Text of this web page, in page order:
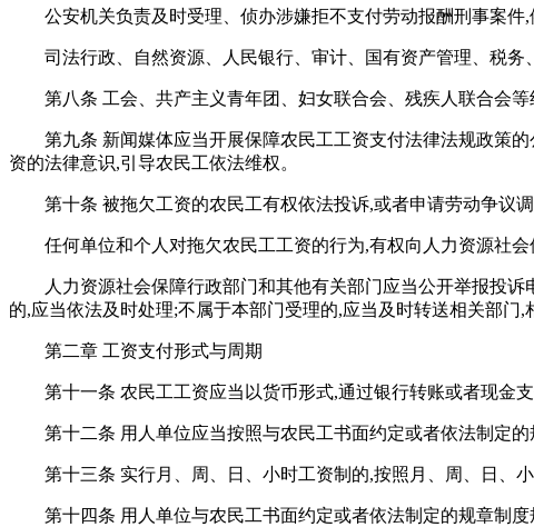
公安机关负责及时受理、侦办涉嫌拒不支付劳动报酬刑事案件
司法行政、自然资源、人民银行、审计、国有资产管理、税
第八条 工会、共产主义青年团、妇女联合会、残疾人联合会
第九条 新闻媒体应当开展保障农民工工资支付法律法规政策
资的法律意识,引导农民工依法维权。
第十条 被拖欠工资的农民工有权依法投诉,或者申请劳动争议调
任何单位和个人对拖欠农民工工资的行为,有权向人力资源社
人力资源社会保障行政部门和其他有关部门应当公开举报投
的,应当依法及时处理;不属于本部门受理的,应当及时转送相关部门
第二章 工资支付形式与周期
第十一条 农民工工资应当以货币形式,通过银行转账或者现金
第十二条 用人单位应当按照与农民工书面约定或者依法制定
第十三条 实行月、周、日、小时工资制的,按照月、周、日、
第十四条 用人单位与农民工书面约定或者依法制定的规章制